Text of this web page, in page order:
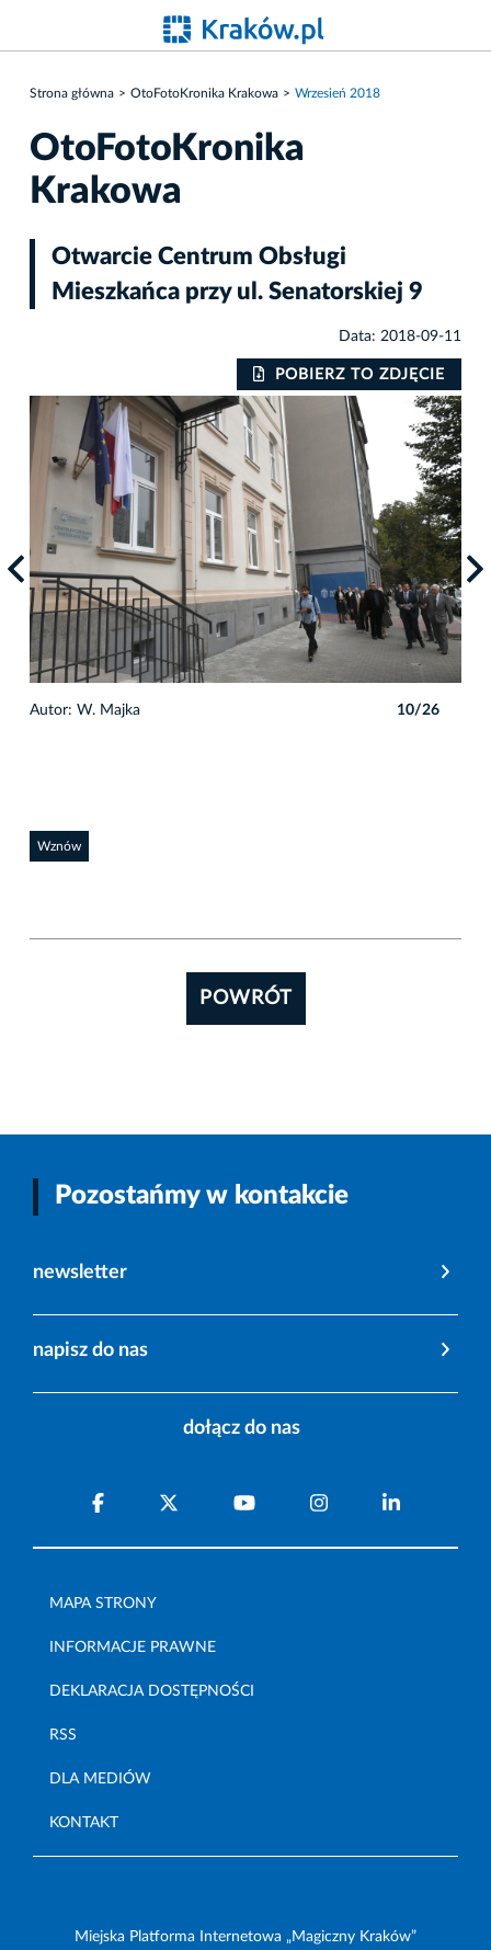
Strona główna OtoFotoKronika Krakowa Wrzesień 2018
OtoFotoKronika
Krakowa
Otwarcie Centrum Obsługi
Mieszkańca przy ul. Senatorskiej 9
Data: 2018-09-11
POBIERZ TO ZDJĘCIE
Autor: W. Majka 10/26
Wznów
POWRÓT
Pozostańmy w kontakcie
newsletter
napisz do nas
dołącz do nas
MAPA STRONY
INFORMACJE PRAWNE
DEKLARACJA DOSTĘPNOŚCI
RSS
DLA MEDIÓW
KONTAKT
Miejska Platforma Internetowa „Magiczny Kraków”